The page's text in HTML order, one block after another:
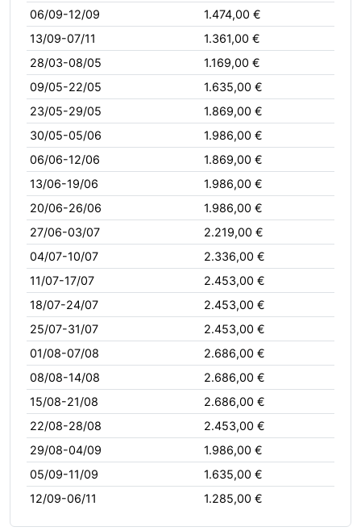
06/09-12/09
1.474,00 €
13/09-07/11
1.361,00 €
28/03-08/05
1.169,00 €
09/05-22/05
1.635,00 €
23/05-29/05
1.869,00 €
30/05-05/06
1.986,00 €
06/06-12/06
1.869,00 €
13/06-19/06
1.986,00 €
20/06-26/06
1.986,00 €
27/06-03/07
2.219,00 €
04/07-10/07
2.336,00 €
11/07-17/07
2.453,00 €
18/07-24/07
2.453,00 €
25/07-31/07
2.453,00 €
01/08-07/08
2.686,00 €
08/08-14/08
2.686,00 €
15/08-21/08
2.686,00 €
22/08-28/08
2.453,00 €
29/08-04/09
1.986,00 €
05/09-11/09
1.635,00 €
12/09-06/11
1.285,00 €